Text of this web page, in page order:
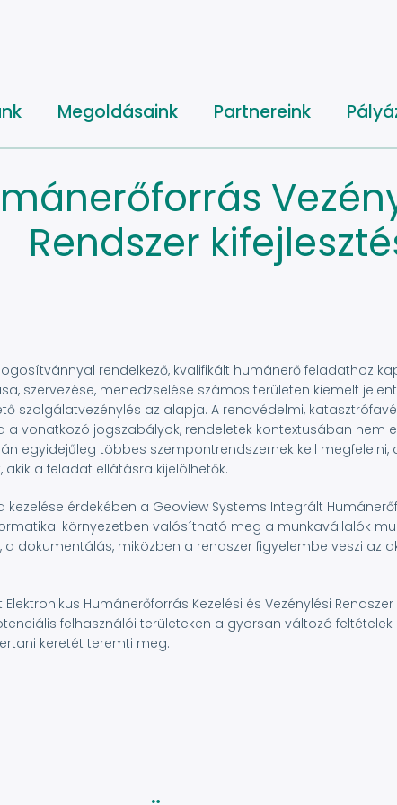
Megoldásaink Partnereink
Rendszer
rendelkező, kvalifikált humánerő feladathoz
szervezése, menedzselése számos területen kiemelt
szolgálatvezénylés az alapja. A rendvédelmi,
vonatkozó jogszabályok, rendeletek kontextusában nem
egyidejűleg többes szempontrendszernek kell
a feladat ellátásra kijelölhetők.
érdekében a Geoview Systems Integrált
környezetben valósítható meg a munkavállalók
dokumentálás, miközben a rendszer figyelembe veszi az
Humánerőforrás Kezelési és Vezénylési
felhasználói területeken a gyorsan változó
keretét teremti meg.